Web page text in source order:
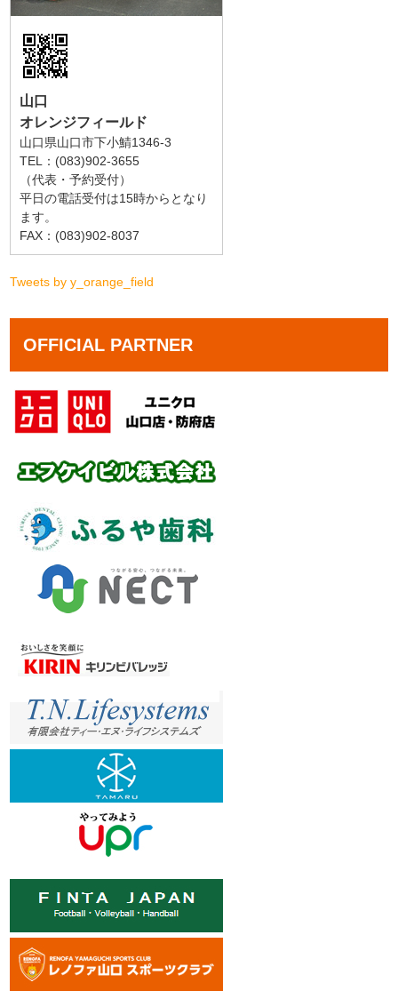
山口
オレンジフィールド
山口県山口市下小鯖1346-3
TEL：(083)902-3655
（代表・予約受付）
平日の電話受付は15時からとなり
ます。
FAX：(083)902-8037
Tweets by y_orange_field
OFFICIAL PARTNER